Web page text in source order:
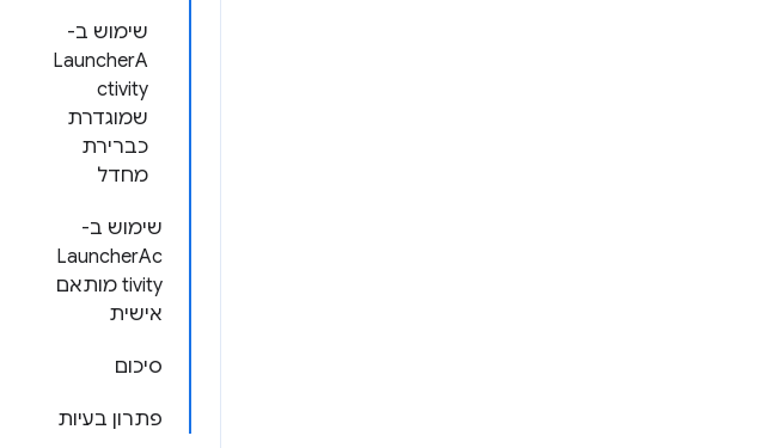
שימוש ב-
LauncherA
ctivity
שמוגדרת
כברירת
מחדל
שימוש ב-
LauncherAc
tivity מותאם
אישית
סיכום
פתרון בעיות